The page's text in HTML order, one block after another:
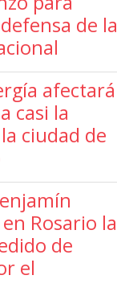
de la
afectará
casi la
ciudad de
Rosario la
de
el